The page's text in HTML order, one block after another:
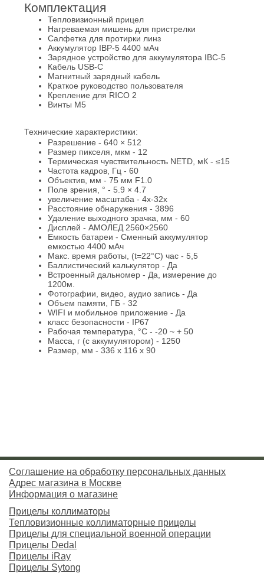
Комплектация
Тепловизионный прицел
Нагреваемая мишень для пристрелки
Салфетка для протирки линз
Аккумулятор IBP-5 4400 мАч
Зарядное устройство для аккумулятора IBC-5
Кабель USB-C
Магнитный зарядный кабель
Краткое руководство пользователя
Крепление для RICO 2
Винты M5
Технические характеристики:
Разрешение - 640 × 512
Размер пикселя, мкм - 12
Термическая чувствительность NETD, мК - ≤15
Частота кадров, Гц - 60
Объектив, мм - 75 мм F1.0
Поле зрения, ° - 5.9 × 4.7
увеличение масштаба - 4x-32x
Расстояние обнаружения - 3896
Удаление выходного зрачка, мм - 60
Дисплей - АМОЛЕД 2560×2560
Емкость батареи - Сменный аккумулятор
емкостью 4400 мАч
Макс. время работы, (t=22°C) час - 5,5
Баллистический калькулятор - Да
Встроенный дальномер - Да, измерение до
1200м.
Фотографии, видео, аудио запись - Да
Объем памяти, ГБ - 32
WIFI и мобильное приложение - Да
класс безопасности - IP67
Рабочая температура, °С - -20 ~ + 50
Масса, г (с аккумулятором) - 1250
Размер, мм - 336 x 116 x 90
Соглашение на обработку персональных данных
Адрес магазина в Москве
Информация о магазине
Прицелы коллиматоры
Тепловизионные коллиматорные прицелы
Прицелы для специальной военной операции
Прицелы Dedal
Прицелы iRay
Прицелы Sytong